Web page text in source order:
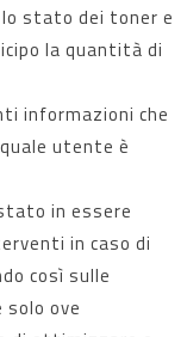
stato dei toner e
la quantità di
informazioni che
utente è
in essere
in caso di
così sulle
solo ove